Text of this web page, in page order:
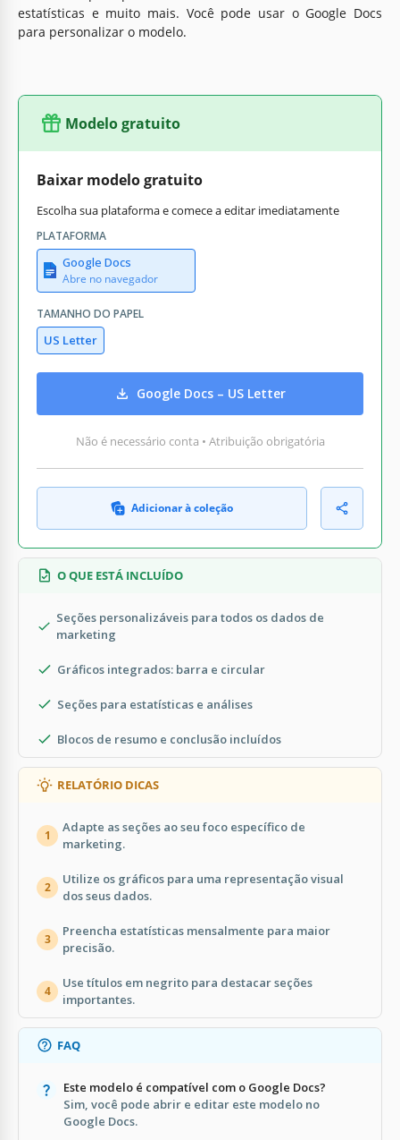
estatísticas e muito mais. Você pode usar o Google Docs
para personalizar o modelo.
Modelo gratuito
Baixar modelo gratuito
Escolha sua plataforma e comece a editar imediatamente
PLATAFORMA
Google Docs
Abre no navegador
TAMANHO DO PAPEL
US Letter
Google Docs – US Letter
Não é necessário conta • Atribuição obrigatória
Adicionar à coleção
O QUE ESTÁ INCLUÍDO
Seções personalizáveis para todos os dados de
marketing
Gráficos integrados: barra e circular
Seções para estatísticas e análises
Blocos de resumo e conclusão incluídos
RELATÓRIO DICAS
1
Adapte as seções ao seu foco específico de
marketing.
2
Utilize os gráficos para uma representação visual
dos seus dados.
3
Preencha estatísticas mensalmente para maior
precisão.
4
Use títulos em negrito para destacar seções
importantes.
FAQ
Este modelo é compatível com o Google Docs?
Sim, você pode abrir e editar este modelo no
Google Docs.